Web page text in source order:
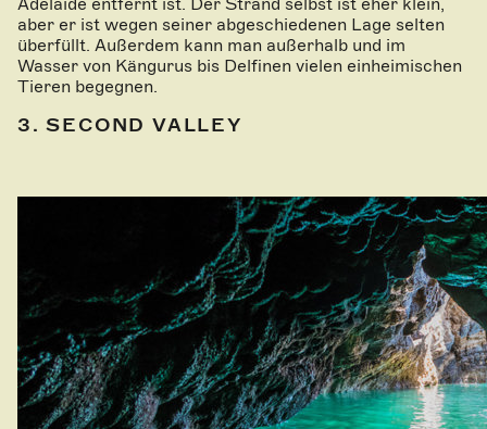
aber er ist wegen seiner abgeschiedenen Lage selten
überfüllt. Außerdem kann man außerhalb und im
Wasser von Kängurus bis Delfinen vielen einheimischen
Tieren begegnen.
3. SECOND VALLEY